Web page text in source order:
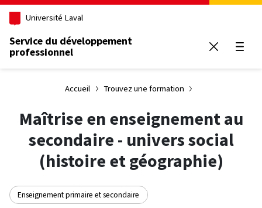
Aller au contenu principal
Université Laval
Service du développement
professionnel
Accueil Trouvez une formation
Maîtrise en enseignement au
secondaire - univers social
(histoire et géographie)
Enseignement primaire et secondaire